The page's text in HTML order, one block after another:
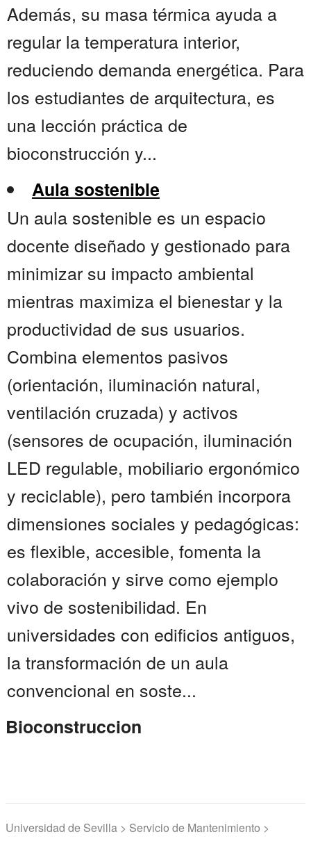
Además, su masa térmica ayuda a
regular la temperatura interior,
reduciendo demanda energética. Para
los estudiantes de arquitectura, es
una lección práctica de
bioconstrucción y...
Aula sostenible
Un aula sostenible es un espacio
docente diseñado y gestionado para
minimizar su impacto ambiental
mientras maximiza el bienestar y la
productividad de sus usuarios.
Combina elementos pasivos
(orientación, iluminación natural,
ventilación cruzada) y activos
(sensores de ocupación, iluminación
LED regulable, mobiliario ergonómico
y reciclable), pero también incorpora
dimensiones sociales y pedagógicas:
es flexible, accesible, fomenta la
colaboración y sirve como ejemplo
vivo de sostenibilidad. En
universidades con edificios antiguos,
la transformación de un aula
convencional en soste...
Bioconstruccion
Universidad de Sevilla > Servicio de Mantenimiento >